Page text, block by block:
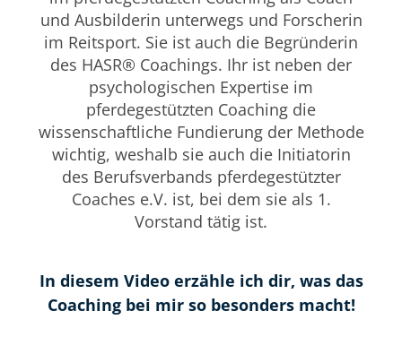
und Ausbilderin unterwegs und Forscherin
im Reitsport. Sie ist auch die Begründerin
des HASR® Coachings. Ihr ist neben der
psychologischen Expertise im
pferdegestützten Coaching die
wissenschaftliche Fundierung der Methode
wichtig, weshalb sie auch die Initiatorin
des Berufsverbands pferdegestützter
Coaches e.V. ist, bei dem sie als 1.
Vorstand tätig ist.
In diesem Video erzähle ich dir, was das
Coaching bei mir so besonders macht!